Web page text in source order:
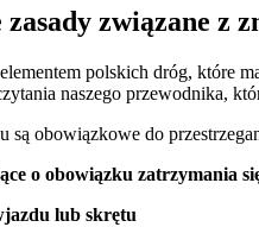
związane ​z
polskich dróg, ​które⁤
naszego przewodnika,
są obowiązkowe do⁢
o obowiązku zatrzymania
lub skrętu